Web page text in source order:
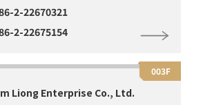
2-22670321
2-22675154
003F
Liong Enterprise Co., Ltd.